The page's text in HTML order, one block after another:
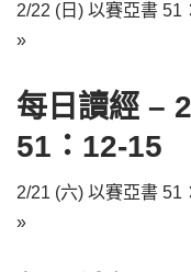
2/22 (日) 以賽亞書
»
每日讀經 –
51：12-15
2/21 (六) 以賽亞書
»